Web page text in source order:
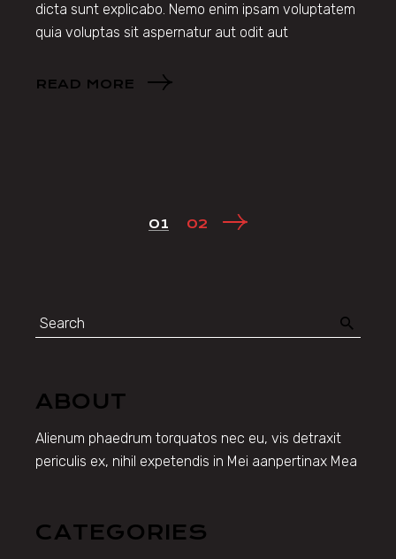
dicta sunt explicabo. Nemo enim ipsam voluptatem
quia voluptas sit aspernatur aut odit aut
READ MORE
POSTS
01 02
Search
for:
ABOUT
Alienum phaedrum torquatos nec eu, vis detraxit
periculis ex, nihil expetendis in Mei aanpertinax Mea
CATEGORIES